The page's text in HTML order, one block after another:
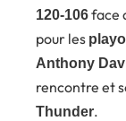
120-106face
pour les
Anthony
rencontre et
Thunder.